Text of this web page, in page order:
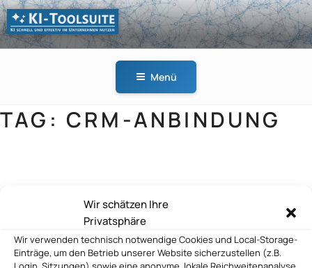
Wir schätzen Ihre
Privatsphäre
Wir verwenden technisch notwendige Cookies und Local-Storage-
Einträge, um den Betrieb unserer Website sicherzustellen (z.B.
Zum
Inhalt
springen
KI-
Menü
TAG: CRM-ANBINDUNG
KI-Beratung Deutschland UG